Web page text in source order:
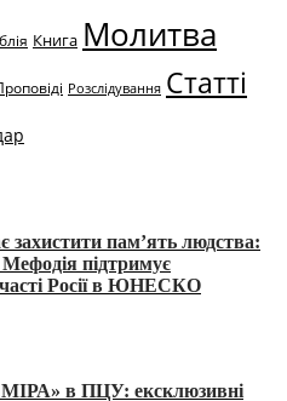
Книга Молитва
Розслідування Статті
захистити пам’ять людства:
підтримує
Росії в ЮНЕСКО
в ПЦУ: ексклюзивні